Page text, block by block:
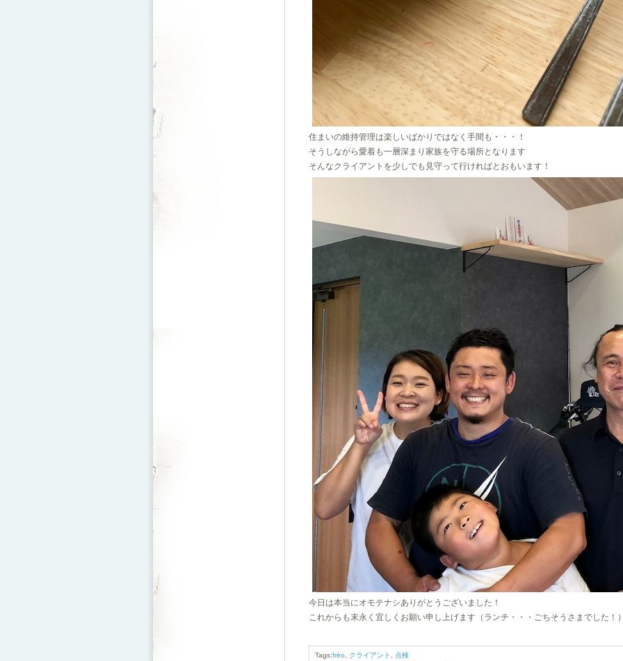
住まいの維持管理は楽しいばかりではなく手間も・・・！
そうしながら愛着も一層深まり家族を守る場所となります
そんなクライアントを少しでも見守って行ければとおもいます！
今日は本当にオモテナシありがとうございました！
これからも末永く宜しくお願い申し上げます（ランチ・・・ごちそうさまでした！
Tags:frēo クライアント
点検